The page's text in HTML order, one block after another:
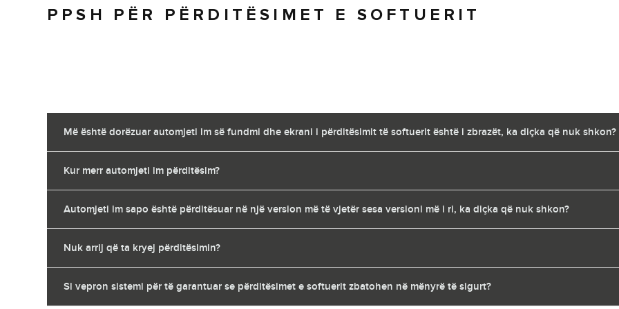
PPSH PËR PËRDITËSIMET E SOFTUERIT
Më është dorëzuar automjeti im së fundmi dhe ekrani i përditësimit të softuerit është i zbrazët, ka diçka që nuk shkon?
Kur merr automjeti im përditësim?
Automjeti im sapo është përditësuar në një version më të vjetër sesa versioni më i ri, ka diçka që nuk shkon?
Nuk arrij që ta kryej përditësimin?
Si vepron sistemi për të garantuar se përditësimet e softuerit zbatohen në mënyrë të sigurt?